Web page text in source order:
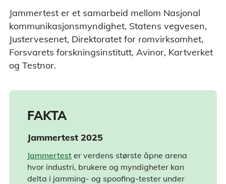
Jammertest er et samarbeid mellom Nasjonal
kommunikasjonsmyndighet, Statens vegvesen,
Justervesenet, Direktoratet for romvirksomhet,
Forsvarets forskningsinstitutt, Avinor, Kartverket
og Testnor.
FAKTA
Jammertest 2025
Jammertest er verdens største åpne arena
hvor industri, brukere og myndigheter kan
delta i jamming- og spoofing-tester under